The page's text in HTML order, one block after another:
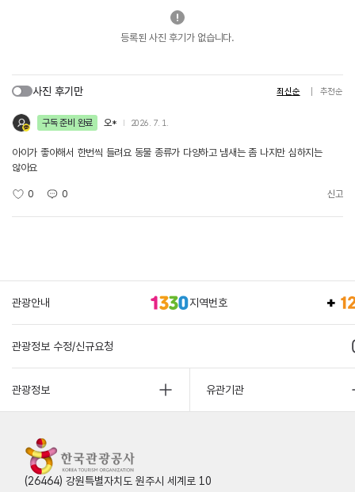
등록된 사진 후기가 없습니다.
사진 후기만 최신순 추천순
구독 준비 완료 오* 2026. 7. 1.
아이가 좋아해서 한번씩 들려요 동물 종류가 다양하고 냄새는 좀 나지만 심하지는
않아요
0 0 신고
관광안내 지역번호
관광정보 수정/신규요청
관광정보 유관기관
(26464) 강원특별자치도 원주시 세계로 10